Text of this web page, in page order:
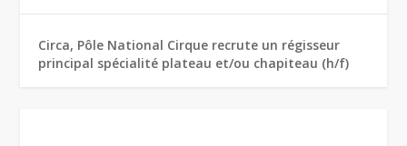
Circa, Pôle National Cirque recrute un régisseur
principal spécialité plateau et/ou chapiteau (h/f)